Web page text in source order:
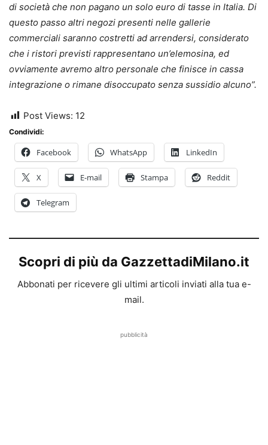
di società che non pagano un solo euro di tasse in Italia. Di
questo passo altri negozi presenti nelle gallerie
commerciali saranno costretti ad arrendersi, considerato
che i ristori previsti rappresentano un’elemosina, ed
ovviamente avremo altro personale che finisce in cassa
integrazione o rimane disoccupato senza sussidio alcuno”.
Post Views: 12
Condividi:
Facebook WhatsApp LinkedIn
X E-mail Stampa Reddit
Telegram
Scopri di più da GazzettadiMilano.it
Abbonati per ricevere gli ultimi articoli inviati alla tua e-
mail.
pubblicità